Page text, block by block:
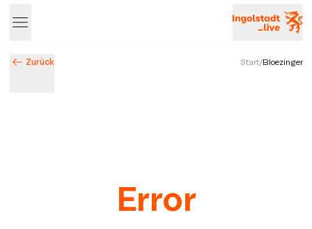
Zurück Start/Bloezinger
Error